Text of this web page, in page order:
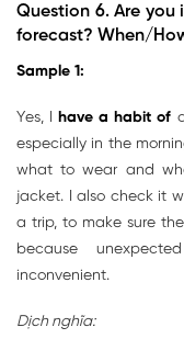
Question 6. Are
forecast? When/
Sample 1:
Yes, I have a habit of
especially in the
what to wear and
jacket. I also check it
a trip, to make sure
because
inconvenient.
Dịch nghĩa: